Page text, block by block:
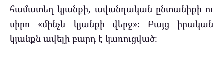
համատեղ կյանքի, ավանդական ընտանիքի ու
սիրո «մինչև կյանքի վերջ»։ Բայց իրական
կյանքն ավելի բարդ է կառուցված։